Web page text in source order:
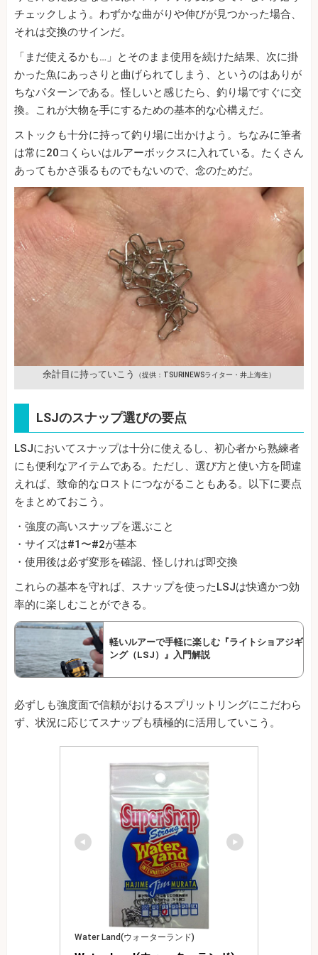
チェックしよう。わずかな曲がりや伸びが見つかった場合、
それは交換のサインだ。
「まだ使えるかも…」とそのまま使用を続けた結果、次に掛
かった魚にあっさりと曲げられてしまう、というのはありが
ちなパターンである。怪しいと感じたら、釣り場ですぐに交
換。これが大物を手にするための基本的な心構えだ。
ストックも十分に持って釣り場に出かけよう。ちなみに筆者
は常に20コくらいはルアーボックスに入れている。たくさん
あってもかさ張るものでもないので、念のためだ。
余計目に持っていこう （提供：TSURINEWSライター・井上海生）
LSJのスナップ選びの要点
LSJにおいてスナップは十分に使えるし、初心者から熟練者
にも便利なアイテムである。ただし、選び方と使い方を間違
えれば、致命的なロストにつながることもある。以下に要点
をまとめておこう。
・強度の高いスナップを選ぶこと
・サイズは#1〜#2が基本
・使用後は必ず変形を確認、怪しければ即交換
これらの基本を守れば、スナップを使ったLSJは快適かつ効
率的に楽しむことができる。
軽いルアーで手軽に楽しむ『ライトショアジギ
ング（LSJ）』入門解説
必ずしも強度面で信頼がおけるスプリットリングにこだわら
ず、状況に応じてスナップも積極的に活用していこう。
Water Land(ウォーターランド)